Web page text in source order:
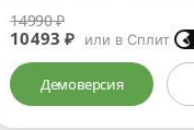
14990 ₽
10493 ₽ или в Сплит
Демоверсия